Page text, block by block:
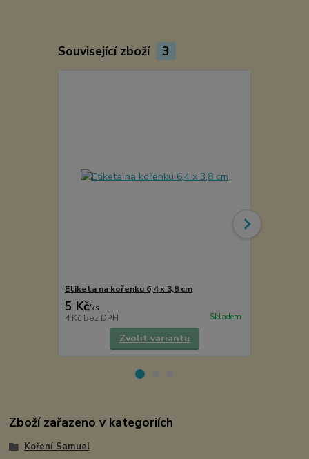
Související zboží 3
Etiketa na kořenku 6,4 x 3,8 cm
5 Kč/ks
4 Kč bez DPH Skladem
Zvolit variantu
Zboží zařazeno v kategoriích
Koření Samuel